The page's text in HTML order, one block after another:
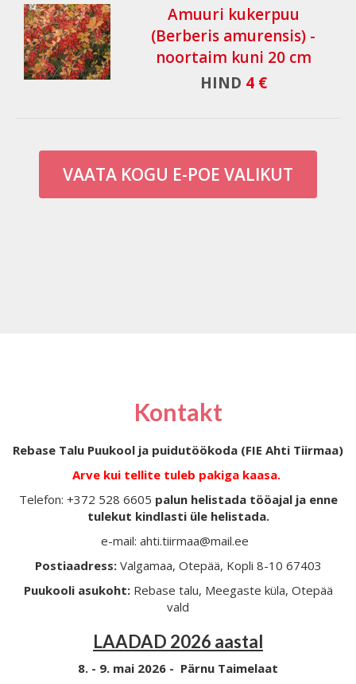
Amuuri kukerpuu
(Berberis amurensis) -
noortaim kuni 20 cm
HIND 4 €
VAATA KOGU E-POE VALIKUT
Kontakt
Rebase Talu Puukool ja puidutöökoda (FIE Ahti Tiirmaa)
Arve kui tellite tuleb pakiga kaasa.
Telefon: +372 528 6605 palun helistada tööajal ja enne
tulekut kindlasti üle helistada.
e-mail: ahti.tiirmaa@mail.ee
Postiaadress: Valgamaa, Otepää, Kopli 8-10 67403
Puukooli asukoht: Rebase talu, Meegaste küla, Otepää
vald
LAADAD 2026 aastal
8. - 9. mai 2026 - Pärnu Taimelaat